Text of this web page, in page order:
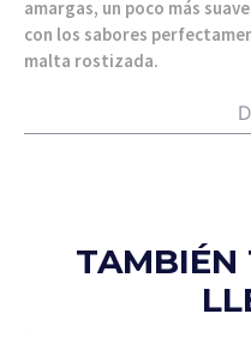
amargas, un poco más
con los sabores
malta rostizada.
TAMBIÉN